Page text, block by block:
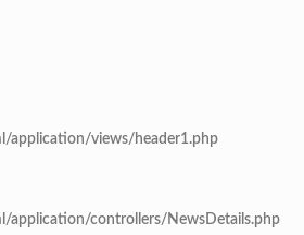
application/views/header1.php
application/controllers/NewsDetails.php